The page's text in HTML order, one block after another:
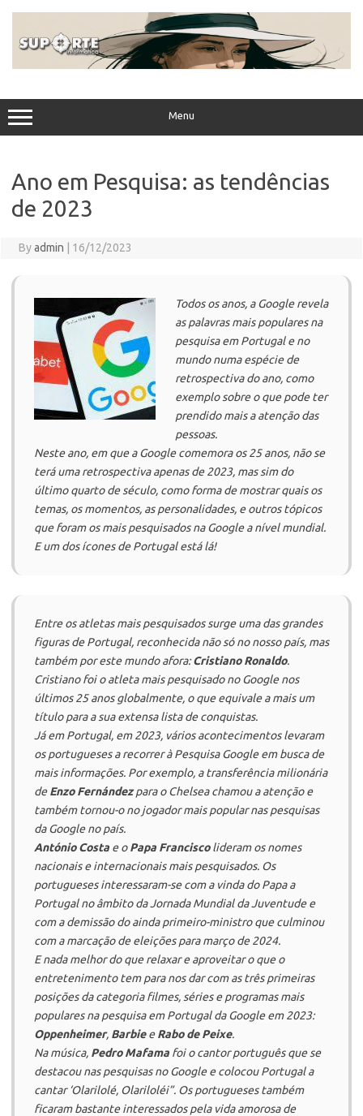
Menu
Ano em Pesquisa: as tendências
de 2023
Byadmin 16/12/2023
Todos os anos, a Google revela
as palavras mais populares na
pesquisa em Portugal e no
mundo numa espécie de
retrospectiva do ano, como
exemplo sobre o que pode ter
prendido mais a atenção das
pessoas.
Neste ano, em que a Google comemora os 25 anos, não se
terá uma retrospectiva apenas de 2023, mas sim do
último quarto de século, como forma de mostrar quais os
temas, os momentos, as personalidades, e outros tópicos
que foram os mais pesquisados na Google a nível mundial.
E um dos ícones de Portugal está lá!
Entre os atletas mais pesquisados surge uma das grandes
figuras de Portugal, reconhecida não só no nosso país, mas
também por este mundo afora:Cristiano Ronaldo.
Cristiano foi o atleta mais pesquisado no Google nos
últimos 25 anos globalmente, o que equivale a mais um
título para a sua extensa lista de conquistas.
Já em Portugal, em 2023, vários acontecimentos levaram
os portugueses a recorrer à Pesquisa Google em busca de
mais informações. Por exemplo, a transferência milionária
deEnzo Fernándezpara o Chelsea chamou a atenção e
também tornou-o no jogador mais popular nas pesquisas
da Google no país.
António Costa e oPapa Franciscolideram os nomes
nacionais e internacionais mais pesquisados. Os
portugueses interessaram-se com a vinda do Papa a
Portugal no âmbito da Jornada Mundial da Juventude e
com a demissão do ainda primeiro-ministro que culminou
com a marcação de eleições para março de 2024.
E nada melhor do que relaxar e aproveitar o que o
entretenimento tem para nos dar com as três primeiras
posições da categoria filmes, séries e programas mais
populares na pesquisa em Portugal da Google em 2023:
Oppenheimer, BarbieeRabo de Peixe.
Na música, Pedro Mafama foi o cantor português que se
destacou nas pesquisas no Google e colocou Portugal a
cantar ‘Olarilolé, Olariloléi”. Os portugueses também
ficaram bastante interessados pela vida amorosa de